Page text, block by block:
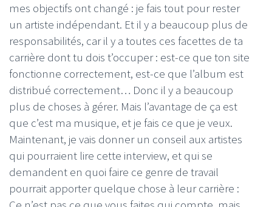
mes objectifs ont changé : je fais tout pour rester
un artiste indépendant. Et il y a beaucoup plus de
responsabilités, car il y a toutes ces facettes de ta
carrière dont tu dois t’occuper : est-ce que ton site
fonctionne correctement, est-ce que l’album est
distribué correctement… Donc il y a beaucoup
plus de choses à gérer. Mais l’avantage de ça est
que c’est ma musique, et je fais ce que je veux.
Maintenant, je vais donner un conseil aux artistes
qui pourraient lire cette interview, et qui se
demandent en quoi faire ce genre de travail
pourrait apporter quelque chose à leur carrière :